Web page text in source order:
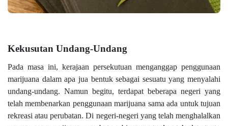
Kekusutan Undang-Undang
Pada masa ini, kerajaan persekutuan menganggap penggunaan
marijuana dalam apa jua bentuk sebagai sesuatu yang menyalahi
undang-undang. Namun begitu, terdapat beberapa negeri yang
telah membenarkan penggunaan marijuana sama ada untuk tujuan
rekreasi atau perubatan. Di negeri-negeri yang telah menghalalkan